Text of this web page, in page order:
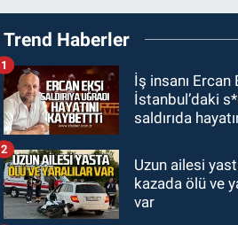
23:05Kozlu
GÜNDEM
22:33Zonguldak TSO
önemli
GÜNDEM
22:119 yaşındaki
Burak Keskintığ
Trend Haberler
İş insanı Ercan
İstanbul’daki
saldırıda
1
Uzun ailesi
kazada ölü ve
var
2